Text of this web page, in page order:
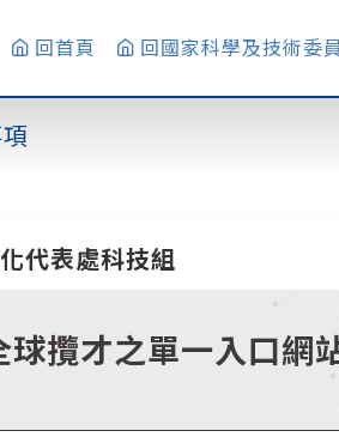
回首頁 回國家科學及技術委
代表處科技組
球攬才之單一入口